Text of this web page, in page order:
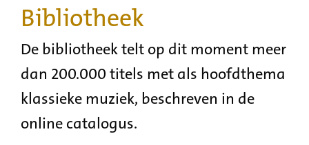
Bronnen en collecties
Dienstverlening
Bezoek
Over
Contact
Bibliotheek
De bibliotheek telt op dit moment meer
dan 200.000 titels met als hoofdthema
klassieke muziek, beschreven in de
online catalogus.